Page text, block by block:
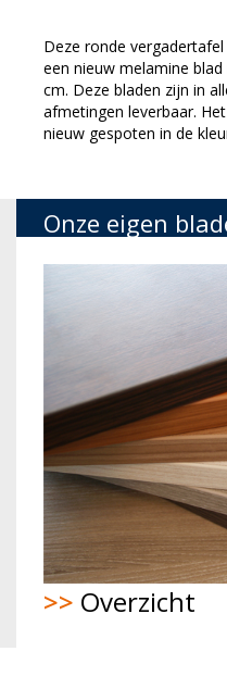
Deze ronde
een nieuw melamine
cm. Deze bladen zijn in
afmetingen leverbaar.
nieuw gespoten in de
Onze eigen
>> Overzicht